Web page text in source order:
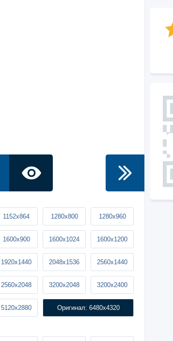
1152x864 1280x800 1280x960
1600x900 1600x1024 1600x1200
1920x1440 2048x1536 2560x1440
2560x2048 3200x2048 3200x2400
5120x2880 Оригинал: 6480x4320